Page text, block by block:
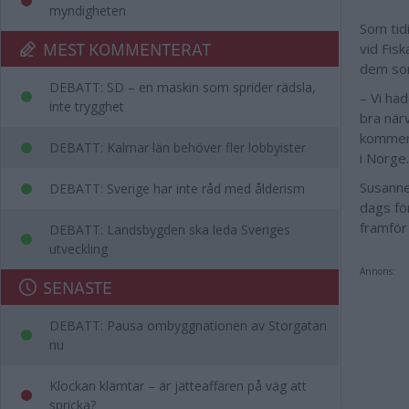
myndigheten
MEST KOMMENTERAT
DEBATT: SD – en maskin som sprider rädsla,
inte trygghet
DEBATT: Kalmar län behöver fler lobbyister
DEBATT: Sverige har inte råd med ålderism
DEBATT: Landsbygden ska leda Sveriges
utveckling
SENASTE
DEBATT: Pausa ombyggnationen av Storgatan
nu
Klockan klämtar – är jätteaffären på väg att
spricka?
Som
vid
dem
– Vi
bra
i Norge.
dags
Annons: